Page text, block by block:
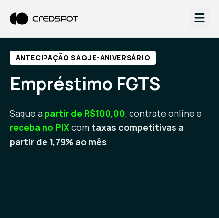
ANTECIPAÇÃO SAQUE-ANIVERSÁRIO
Empréstimo FGTS
Saque a partir de R$100,00, contrate online e
receba no PIXcom taxas competitivas a
partir de 1,79% ao mês.